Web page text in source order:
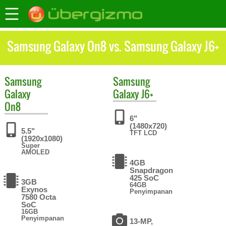
Samsung Galaxy On8 vs. Samsung Galaxy J6+
Samsung
Galaxy
On8
5.5"
(1920x1080)
Super
AMOLED
3GB
Exynos
7580 Octa
SoC
16GB
Penyimpanan
Samsung
Galaxy J6+
6"
(1480x720)
TFT LCD
4GB
Snapdragon
425 SoC
64GB
Penyimpanan
13-MP,